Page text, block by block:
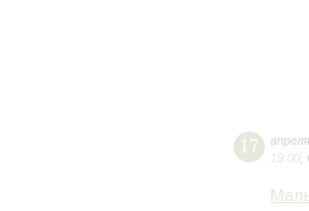
17 апреля
19:00